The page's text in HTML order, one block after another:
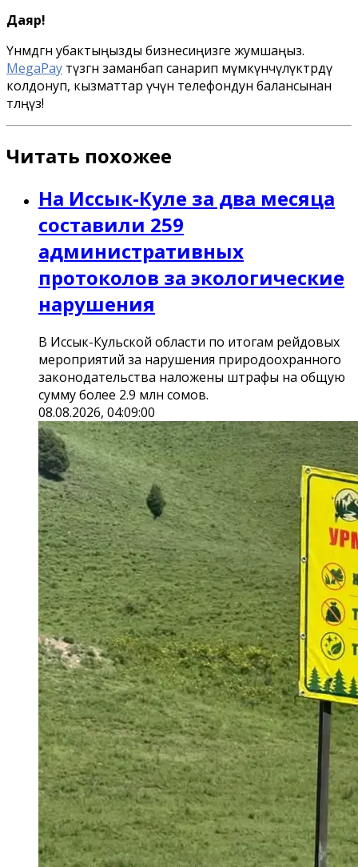
Даяр!
Үнөмдөгөн убактыңызды бизнесиңизге жумшаңыз.
MegaPay түзгөн заманбап санарип мүмкүнчүлүктөрдү
колдонуп, кызматтар үчүн телефондун балансынан
төлөңүз!
Читать похожее
На Иссык-Куле за два месяца
составили 259
административных
протоколов за экологические
нарушения
В Иссык-Кульской области по итогам рейдовых
мероприятий за нарушения природоохранного
законодательства наложены штрафы на общую
сумму более 2.9 млн сомов.
08.08.2026, 04:09:00